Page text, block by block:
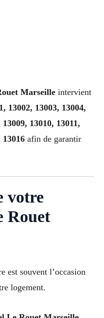
Marseille intervient
13002, 13003, 13004,
13010, 13011,
13016 afin de garantir
votre
Rouet
est souvent l’occasion
logement.